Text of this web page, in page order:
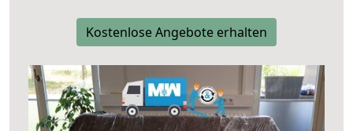
Kostenlose Angebote erhalten